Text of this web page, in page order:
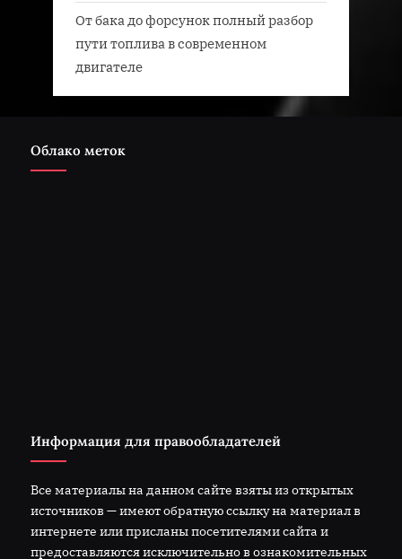
От бака до форсунок полный разбор
пути топлива в современном
двигателе
Облако меток
Информация для правообладателей
Все материалы на данном сайте взяты из открытых
источников — имеют обратную ссылку на материал в
интернете или присланы посетителями сайта и
предоставляются исключительно в ознакомительных